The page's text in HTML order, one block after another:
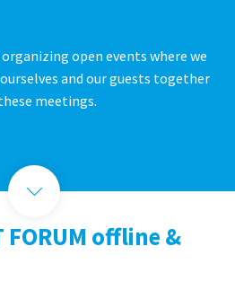
organizing open events where we
and our guests together
meetings.
FORUM offline &